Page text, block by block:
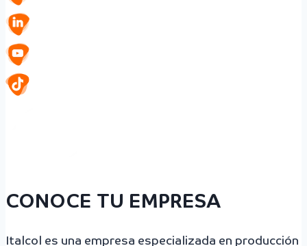
CONOCE TU EMPRESA
Italcol es una empresa especializada en producción